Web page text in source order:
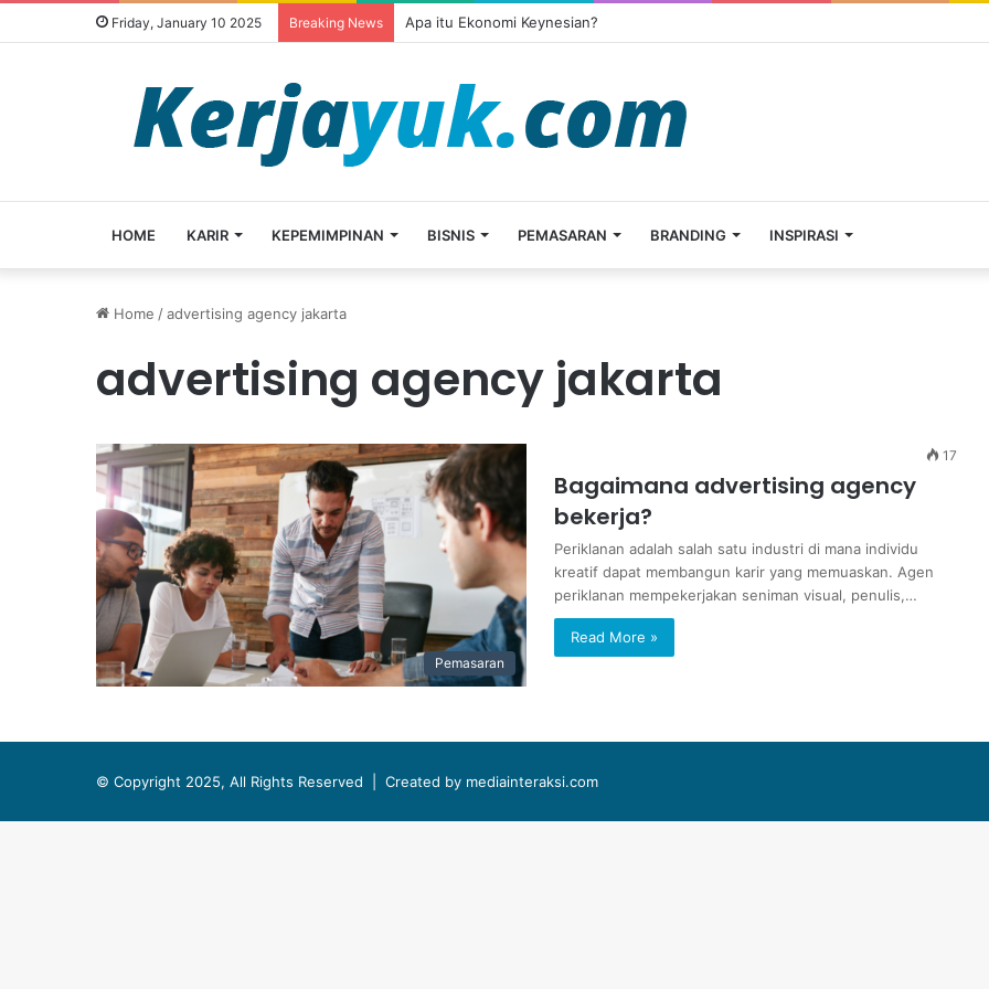
Friday, January 10 2025 Breaking News Apa itu Ekonomi Keynesian?
HOME KARIR KEPEMIMPINAN BISNIS PEMASARAN BRANDING INSPIRASI
Home /advertising agency jakarta
advertising agency jakarta
Pemasaran
17
Bagaimana advertising agency
bekerja?
Periklanan adalah salah satu industri di mana individu
kreatif dapat membangun karir yang memuaskan. Agen
periklanan mempekerjakan seniman visual, penulis,…
Read More »
© Copyright 2025, All Rights Reserved | Created by mediainteraksi.com